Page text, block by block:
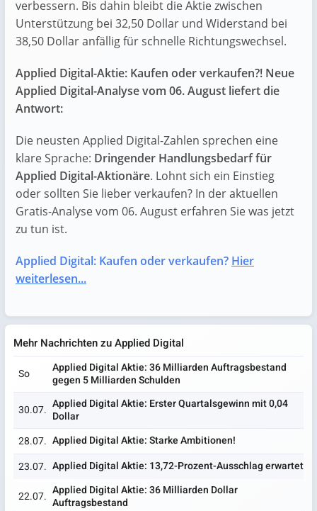
verbessern. Bis dahin bleibt die Aktie zwischen
Unterstützung bei 32,50 Dollar und Widerstand bei
38,50 Dollar anfällig für schnelle Richtungswechsel.
Applied Digital-Aktie: Kaufen oder verkaufen?! Neue
Applied Digital-Analyse vom 06. August liefert die
Antwort:
Die neusten Applied Digital-Zahlen sprechen eine
klare Sprache: Dringender Handlungsbedarf für
Applied Digital-Aktionäre. Lohnt sich ein Einstieg
oder sollten Sie lieber verkaufen? In der aktuellen
Gratis-Analyse vom 06. August erfahren Sie was jetzt
zu tun ist.
Applied Digital: Kaufen oder verkaufen? Hier
weiterlesen...
Mehr Nachrichten zu Applied Digital
So
Applied Digital Aktie: 36 Milliarden Auftragsbestand
gegen 5 Milliarden Schulden
30.07. Applied Digital Aktie: Erster Quartalsgewinn mit 0,04
Dollar
28.07. Applied Digital Aktie: Starke Ambitionen!
23.07. Applied Digital Aktie: 13,72-Prozent-Ausschlag erwartet
22.07. Applied Digital Aktie: 36 Milliarden Dollar
Auftragsbestand